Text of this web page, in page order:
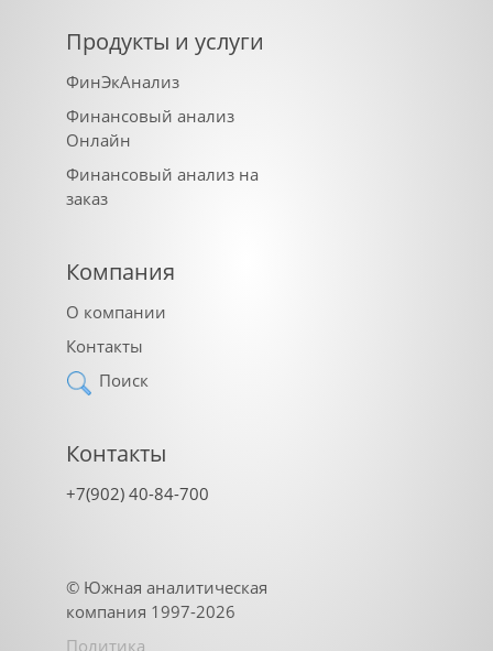
Продукты и услуги
ФинЭкАнализ
Финансовый анализ
Онлайн
Финансовый анализ на
заказ
Компания
О компании
Контакты
Поиск
Контакты
+7(902) 40-84-700
© Южная аналитическая
компания 1997-2026
Политика